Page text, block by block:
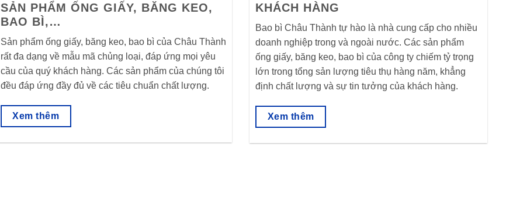
SẢN PHẨM ỐNG GIẤY, BĂNG KEO,
BAO BÌ,…
Sản phẩm ống giấy, băng keo, bao bì của Châu Thành
rất đa dạng về mẫu mã chủng loại, đáp ứng mọi yêu
cầu của quý khách hàng. Các sản phẩm của chúng tôi
đều đáp ứng đầy đủ về các tiêu chuẩn chất lượng.
Xem thêm
KHÁCH HÀNG
Bao bì Châu Thành tự hào là nhà cung cấp cho nhiều
doanh nghiệp trong và ngoài nước. Các sản phẩm
ống giấy, băng keo, bao bì của công ty chiếm tỷ trọng
lớn trong tổng sản lượng tiêu thụ hàng năm, khẳng
định chất lượng và sự tin tưởng của khách hàng.
Xem thêm